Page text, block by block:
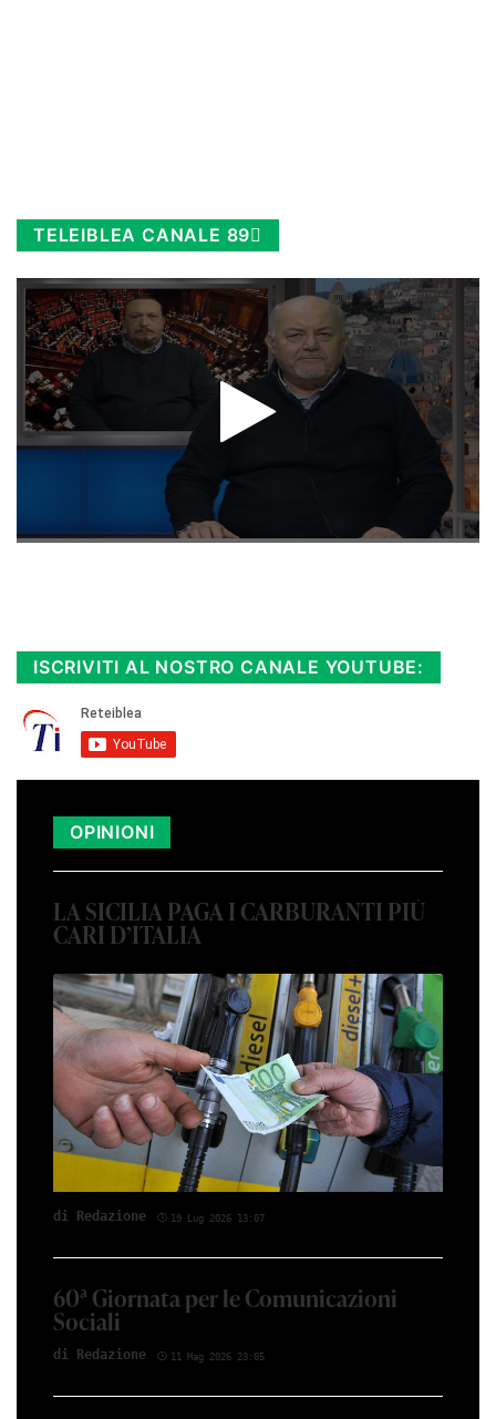
TELEIBLEA CANALE 89
ISCRIVITI AL NOSTRO CANALE YOUTUBE:
OPINIONI
LA SICILIA PAGA I CARBURANTI PIÙ
CARI D’ITALIA
di Red­azio­ne 19 Lug 2026 13:07
60ª Giornata per le Comunicazioni
Sociali
di Red­azio­ne 11 Mag 2026 23:05